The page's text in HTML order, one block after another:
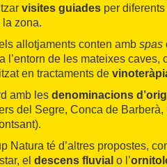
visites guiades per
la zona.
allotjaments conten amb spas
l’entorn de les mateixes caves,
en tractaments de
amb les denominacions
del Segre, Conca de Barberà,
Natura té d’altres propostes,
el descens fluvial o l’